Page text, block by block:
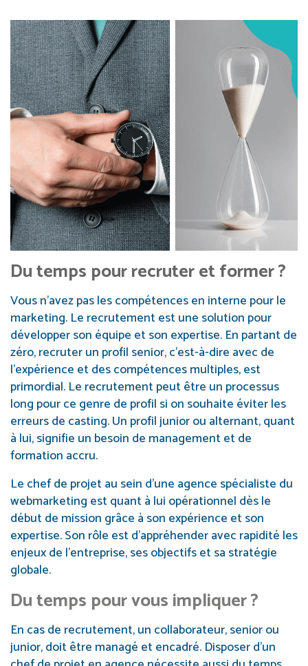
Du temps pour recruter et former ?
Vous n’avez pas les compétences en interne pour le
marketing. Le recrutement est une solution pour
développer son équipe et son expertise. En partant de
zéro, recruter un profil senior, c’est-à-dire avec de
l’expérience et des compétences multiples, est
primordial. Le recrutement peut être un processus
long pour ce genre de profil si on souhaite éviter les
erreurs de casting. Un profil junior ou alternant, quant
à lui, signifie un besoin de management et de
formation accru.
Le chef de projet au sein d’une agence spécialiste du
webmarketing est quant à lui opérationnel dès le
début de mission grâce à son expérience et son
expertise. Son rôle est d’appréhender avec rapidité les
enjeux de l’entreprise, ses objectifs et sa stratégie
globale.
Du temps pour vous impliquer ?
En cas de recrutement, un collaborateur, senior ou
junior, doit être managé et encadré. Disposer d’un